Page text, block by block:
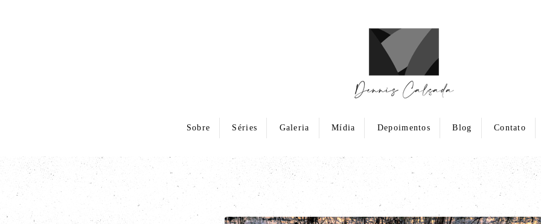
Sobre Séries Galeria Mídia Depoimentos Blog Contato